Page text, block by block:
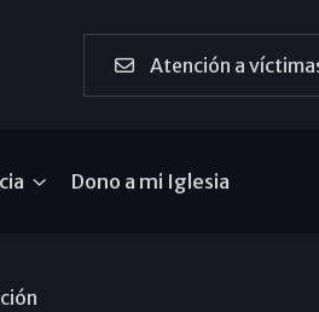
Atención a
Dono a mi Iglesia